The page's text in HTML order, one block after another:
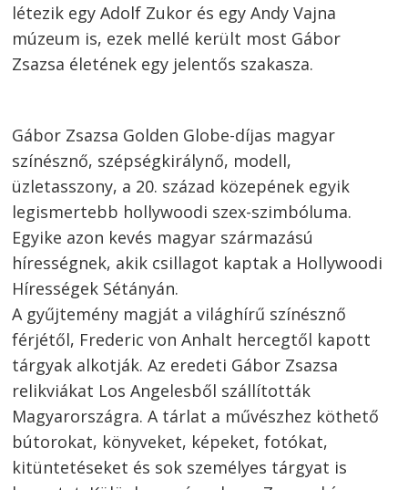
létezik egy Adolf Zukor és egy Andy Vajna
múzeum is, ezek mellé került most Gábor
Zsazsa életének egy jelentős szakasza.
Gábor Zsazsa Golden Globe-díjas magyar
színésznő, szépségkirálynő, modell,
üzletasszony, a 20. század közepének egyik
legismertebb hollywoodi szex-szimbóluma.
Egyike azon kevés magyar származású
hírességnek, akik csillagot kaptak a Hollywoodi
Hírességek Sétányán.
A gyűjtemény magját a világhírű színésznő
férjétől, Frederic von Anhalt hercegtől kapott
tárgyak alkotják. Az eredeti Gábor Zsazsa
relikviákat Los Angelesből szállították
Magyarországra. A tárlat a művészhez köthető
bútorokat, könyveket, képeket, fotókat,
kitüntetéseket és sok személyes tárgyat is